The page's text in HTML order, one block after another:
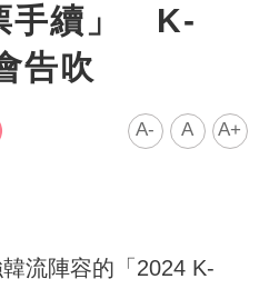
手續」 K-
告吹
A- A A+
流陣容的「2024 K-